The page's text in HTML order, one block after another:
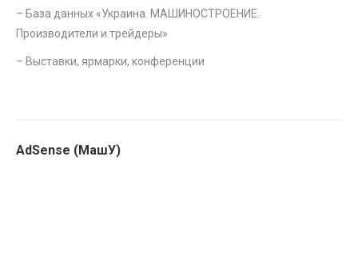
– База данных «Украина. МАШИНОСТРОЕНИЕ.
Производители и трейдеры»
– Выставки, ярмарки, конференции
AdSense (МашУ)